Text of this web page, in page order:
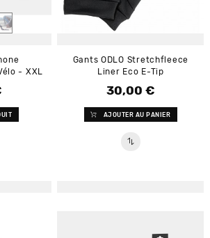
- XXL
Gants ODLO Stretchfleece
Liner Eco E-Tip
Prix
30,00 €
AJOUTER AU PANIER